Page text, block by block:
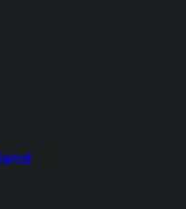
und